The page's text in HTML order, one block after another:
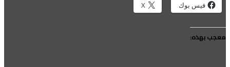
فيس بوك X
معجب بهذه: